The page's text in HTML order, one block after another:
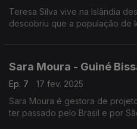
Teresa Silva vive na Islândia
descobriu que a população de
Sara Moura - Guiné
Ep. 7
17 fev. 2025
Sara Moura é gestora de
ter passado pelo Brasil e por